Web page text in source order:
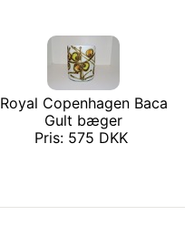
Royal Copenhagen Baca
Gult bæger
Pris: 575 DKK